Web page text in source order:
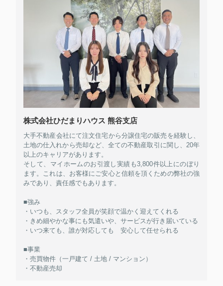
株式会社ひだまりハウス 熊谷支店
大手不動産会社にて注文住宅から分譲住宅の販売を経験し、
土地の仕入れから売却など、全ての不動産取引に関し、20年
以上のキャリアがあります。
そして、マイホームのお引渡し実績も3,800件以上にのぼり
ます。これは、お客様にご安心と信頼を頂くための弊社の強
みであり、責任感でもあります。
■強み
・いつも、スタッフ全員が笑顔で温かく迎えてくれる
・きめ細やかな事にも気遣いや、サービスが行き届いている
・いつ来ても、誰が対応しても 安心して任せられる
■事業
・売買物件（一戸建て / 土地 / マンション）
・不動産売却